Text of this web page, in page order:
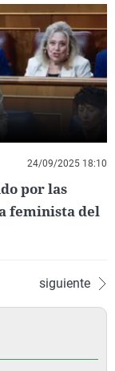
24/09/2025 18:10
por las
feminista del
siguiente